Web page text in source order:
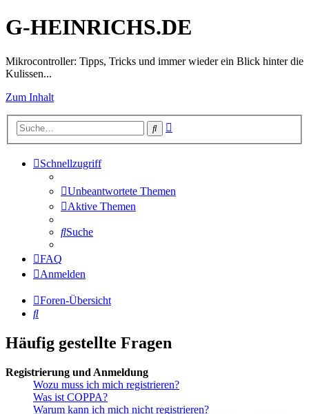
G-HEINRICHS.DE
Mikrocontroller: Tipps, Tricks und immer wieder ein Blick hinter die
Kulissen...
Zum Inhalt
Suche
Schnellzugriff
Unbeantwortete Themen
Aktive Themen
Suche
FAQ
Anmelden
Foren-Übersicht
Suche
Häufig gestellte Fragen
Registrierung und Anmeldung
Wozu muss ich mich registrieren?
Was ist COPPA?
Warum kann ich mich nicht registrieren?